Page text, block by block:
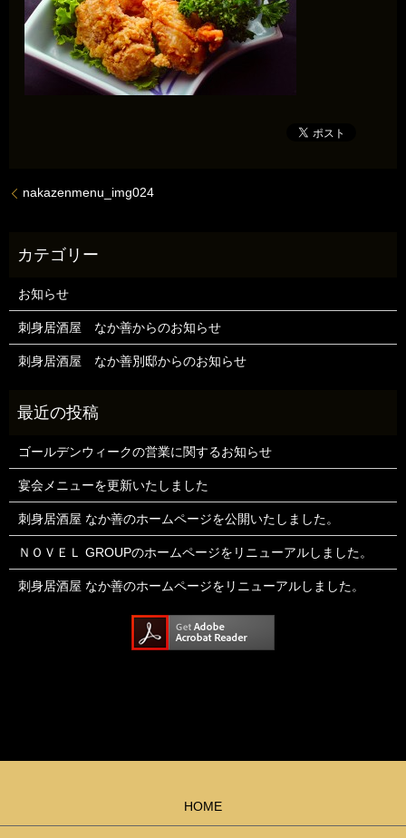
nakazenmenu_img024
お知らせ
刺身居酒屋 なか善からのお知らせ
刺身居酒屋 なか善別邸からのお知らせ
ゴールデンウィークの営業に関するお知らせ
宴会メニューを更新いたしました
刺身居酒屋 なか善のホームページを公開いたしました。
ＮＯＶＥＬ GROUPのホームページをリニューアルしました。
刺身居酒屋 なか善のホームページをリニューアルしました。
HOME